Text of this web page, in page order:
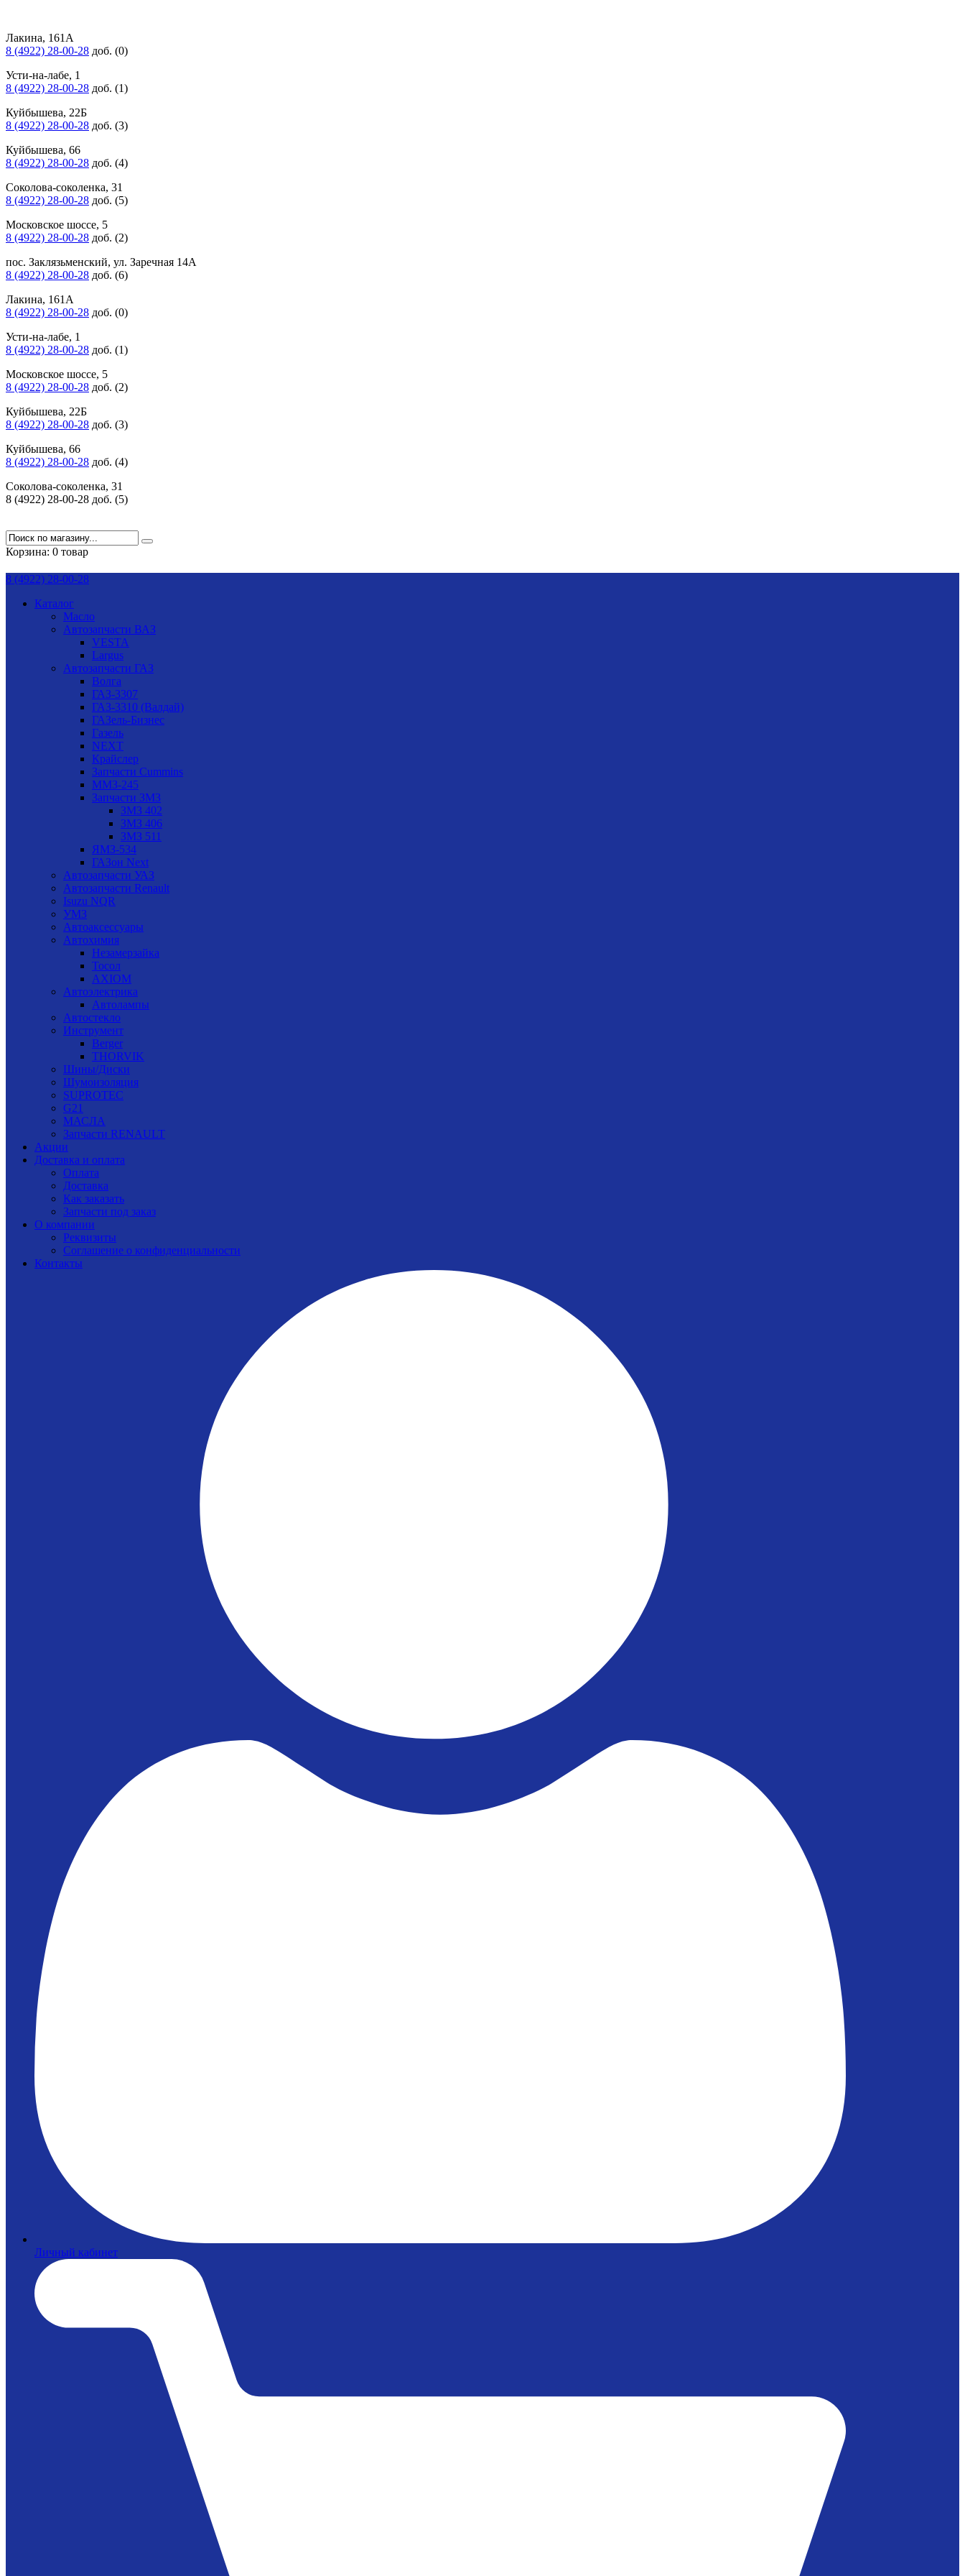
Лакина, 161А
8 (4922) 28-00-28 доб. (0)
Усти-на-лабе, 1
8 (4922) 28-00-28 доб. (1)
Куйбышева, 22Б
8 (4922) 28-00-28 доб. (3)
Куйбышева, 66
8 (4922) 28-00-28 доб. (4)
Соколова-соколенка, 31
8 (4922) 28-00-28 доб. (5)
Московское шоссе, 5
8 (4922) 28-00-28 доб. (2)
пос. Заклязьменский, ул. Заречная 14А
8 (4922) 28-00-28 доб. (6)
Лакина, 161А
8 (4922) 28-00-28 доб. (0)
Усти-на-лабе, 1
8 (4922) 28-00-28 доб. (1)
Московское шоссе, 5
8 (4922) 28-00-28 доб. (2)
Куйбышева, 22Б
8 (4922) 28-00-28 доб. (3)
Куйбышева, 66
8 (4922) 28-00-28 доб. (4)
Соколова-соколенка, 31
8 (4922) 28-00-28 доб. (5)
Корзина: 0 товар
8 (4922) 28-00-28
Каталог
Масло
Автозапчасти ВАЗ
VESTA
Largus
Автозапчасти ГАЗ
Волга
ГАЗ-3307
ГАЗ-3310 (Валдай)
ГАЗель-Бизнес
Газель
NEXT
Крайслер
Запчасти Cummins
ММЗ-245
Запчасти ЗМЗ
ЗМЗ 402
ЗМЗ 406
ЗМЗ 511
ЯМЗ-534
ГАЗон Next
Автозапчасти УАЗ
Автозапчасти Renault
Isuzu NQR
УМЗ
Автоаксессуары
Автохимия
Незамерзайка
Тосол
AXIOM
Автоэлектрика
Автолампы
Автостекло
Инструмент
Berger
THORVIK
Шины/Диски
Шумоизоляция
SUPROTEC
G21
МАСЛА
Запчасти RENAULT
Акции
Доставка и оплата
Оплата
Доставка
Как заказать
Запчасти под заказ
О компании
Реквизиты
Соглашение о конфиденциальности
Контакты
Личный кабинет